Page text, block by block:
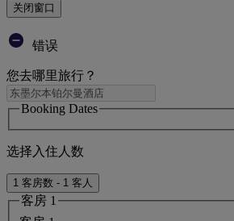
关闭窗口
错误
您去哪里旅行？
Booking Dates
选择入住人数
1 客房数 - 1 客人
客房 1